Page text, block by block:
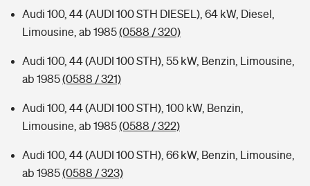
Kinderunfall-Check: Mehr Sicherheit für deine Kids
Typklassen: So ist Ihr Auto eingestuft
Sie haben Fragen?
Audi 100, 44 (AUDI 100 STH DIESEL), 64 kW, Diesel,
Limousine, ab 1985(0588 / 320)
Audi 100, 44 (AUDI 100 STH), 55 kW, Benzin, Limousine,
ab 1985(0588 / 321)
Audi 100, 44 (AUDI 100 STH), 100 kW, Benzin,
Limousine, ab 1985(0588 / 322)
Audi 100, 44 (AUDI 100 STH), 66 kW, Benzin, Limousine,
ab 1985(0588 / 323)